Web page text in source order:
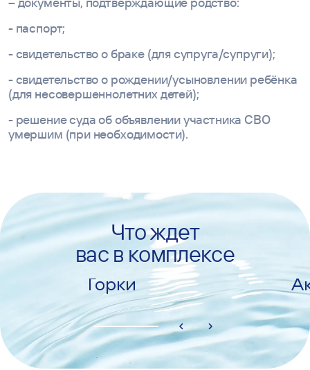
- паспорт;
- свидетельство о браке (для супруга/супруги);
- свидетельство о рождении/усыновлении ребёнка
(для несовершеннолетних детей);
- решение суда об объявлении участника СВО
умершим (при необходимости).
Что ждет
вас в комплексе
Горки